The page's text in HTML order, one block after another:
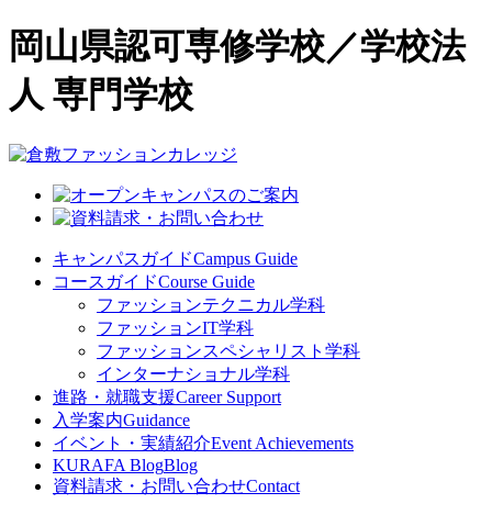
岡山県認可専修学校／学校法
人 専門学校
キャンパスガイドCampus Guide
コースガイドCourse Guide
ファッションテクニカル学科
ファッションIT学科
ファッションスペシャリスト学科
インターナショナル学科
進路・就職支援Career Support
入学案内Guidance
イベント・実績紹介Event Achievements
KURAFA BlogBlog
資料請求・お問い合わせContact